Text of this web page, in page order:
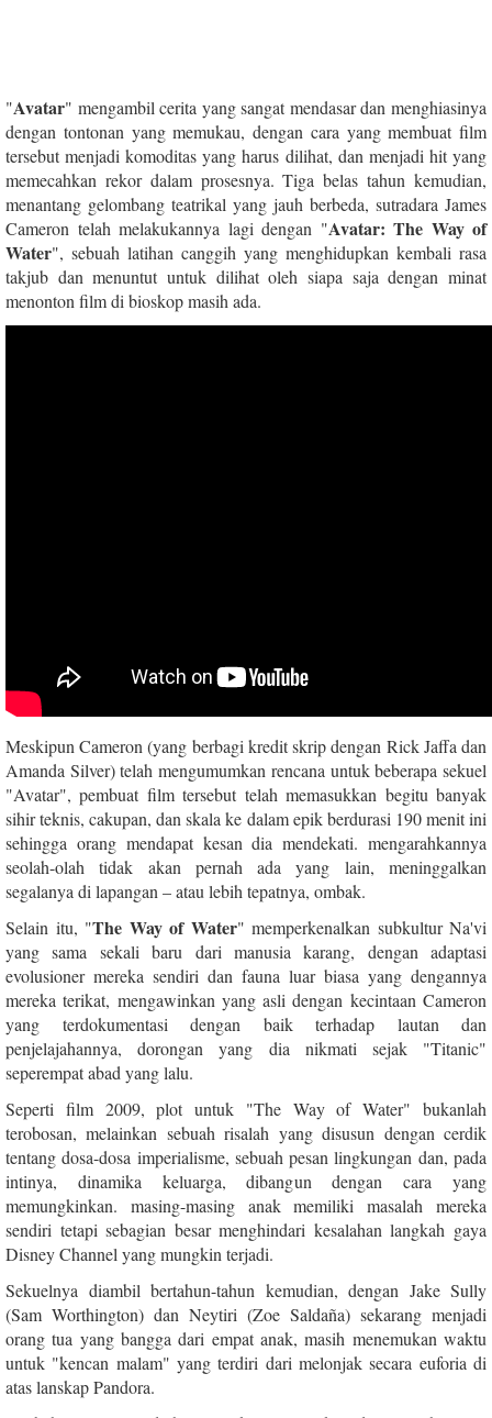
"Avatar" mengambil cerita yang sangat mendasar dan menghiasinya
dengan tontonan yang memukau, dengan cara yang membuat film
tersebut menjadi komoditas yang harus dilihat, dan menjadi hit yang
memecahkan rekor dalam prosesnya. Tiga belas tahun kemudian,
menantang gelombang teatrikal yang jauh berbeda, sutradara James
Cameron telah melakukannya lagi dengan "Avatar: The Way of
Water", sebuah latihan canggih yang menghidupkan kembali rasa
takjub dan menuntut untuk dilihat oleh siapa saja dengan minat
menonton film di bioskop masih ada.
Meskipun Cameron (yang berbagi kredit skrip dengan Rick Jaffa dan
Amanda Silver) telah mengumumkan rencana untuk beberapa sekuel
"Avatar", pembuat film tersebut telah memasukkan begitu banyak
sihir teknis, cakupan, dan skala ke dalam epik berdurasi 190 menit ini
sehingga orang mendapat kesan dia mendekati. mengarahkannya
seolah-olah tidak akan pernah ada yang lain, meninggalkan
segalanya di lapangan – atau lebih tepatnya, ombak.
Selain itu, "The Way of Water" memperkenalkan subkultur Na'vi
yang sama sekali baru dari manusia karang, dengan adaptasi
evolusioner mereka sendiri dan fauna luar biasa yang dengannya
mereka terikat, mengawinkan yang asli dengan kecintaan Cameron
yang terdokumentasi dengan baik terhadap lautan dan
penjelajahannya, dorongan yang dia nikmati sejak "Titanic"
seperempat abad yang lalu.
Seperti film 2009, plot untuk "The Way of Water" bukanlah
terobosan, melainkan sebuah risalah yang disusun dengan cerdik
tentang dosa-dosa imperialisme, sebuah pesan lingkungan dan, pada
intinya, dinamika keluarga, dibangun dengan cara yang
memungkinkan. masing-masing anak memiliki masalah mereka
sendiri tetapi sebagian besar menghindari kesalahan langkah gaya
Disney Channel yang mungkin terjadi.
Sekuelnya diambil bertahun-tahun kemudian, dengan Jake Sully
(Sam Worthington) dan Neytiri (Zoe Saldaña) sekarang menjadi
orang tua yang bangga dari empat anak, masih menemukan waktu
untuk "kencan malam" yang terdiri dari melonjak secara euforia di
atas lanskap Pandora.